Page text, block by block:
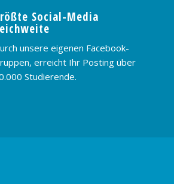
KONTAKT
Social-Media
unsere eigenen Facebook-
erreicht Ihr Posting über
Studierende.